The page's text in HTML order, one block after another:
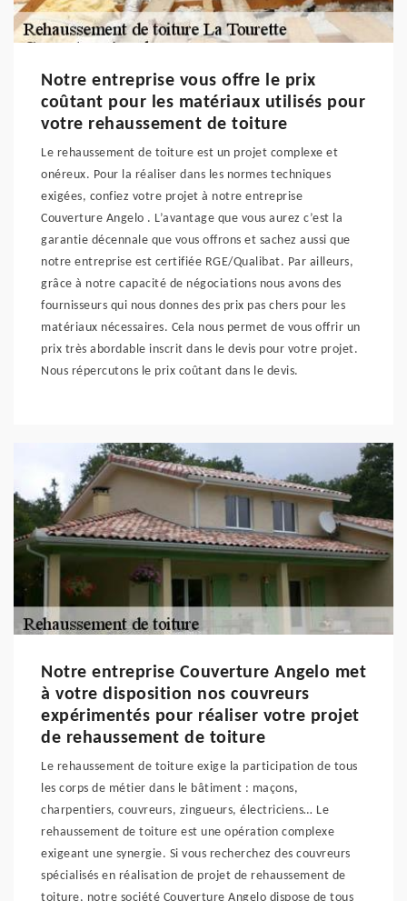
Notre entreprise vous offre le prix
coûtant pour les matériaux utilisés pour
votre rehaussement de toiture
Le rehaussement de toiture est un projet complexe et
onéreux. Pour la réaliser dans les normes techniques
exigées, confiez votre projet à notre entreprise
Couverture Angelo . L’avantage que vous aurez c’est la
garantie décennale que vous offrons et sachez aussi que
notre entreprise est certifiée RGE/Qualibat. Par ailleurs,
grâce à notre capacité de négociations nous avons des
fournisseurs qui nous donnes des prix pas chers pour les
matériaux nécessaires. Cela nous permet de vous offrir un
prix très abordable inscrit dans le devis pour votre projet.
Nous répercutons le prix coûtant dans le devis.
Notre entreprise Couverture Angelo met
à votre disposition nos couvreurs
expérimentés pour réaliser votre projet
de rehaussement de toiture
Le rehaussement de toiture exige la participation de tous
les corps de métier dans le bâtiment : maçons,
charpentiers, couvreurs, zingueurs, électriciens… Le
rehaussement de toiture est une opération complexe
exigeant une synergie. Si vous recherchez des couvreurs
spécialisés en réalisation de projet de rehaussement de
toiture, notre société Couverture Angelo dispose de tous